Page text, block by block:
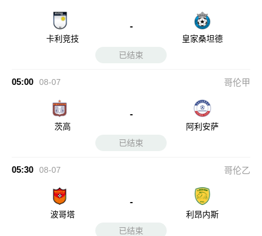
卡利竞技
-
皇家桑坦德
已结束
05:00 08-07 哥伦甲
茨高
-
阿利安萨
已结束
05:30 08-07 哥伦乙
波哥塔
-
利昂内斯
已结束